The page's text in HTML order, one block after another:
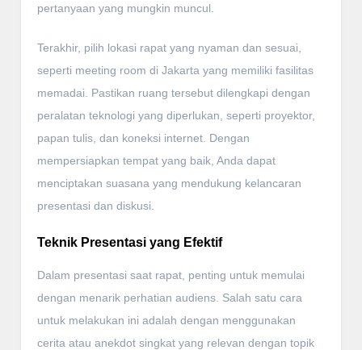
pertanyaan yang mungkin muncul.
Terakhir, pilih lokasi rapat yang nyaman dan sesuai,
seperti meeting room di Jakarta yang memiliki fasilitas
memadai. Pastikan ruang tersebut dilengkapi dengan
peralatan teknologi yang diperlukan, seperti proyektor,
papan tulis, dan koneksi internet. Dengan
mempersiapkan tempat yang baik, Anda dapat
menciptakan suasana yang mendukung kelancaran
presentasi dan diskusi.
Teknik Presentasi yang Efektif
Dalam presentasi saat rapat, penting untuk memulai
dengan menarik perhatian audiens. Salah satu cara
untuk melakukan ini adalah dengan menggunakan
cerita atau anekdot singkat yang relevan dengan topik